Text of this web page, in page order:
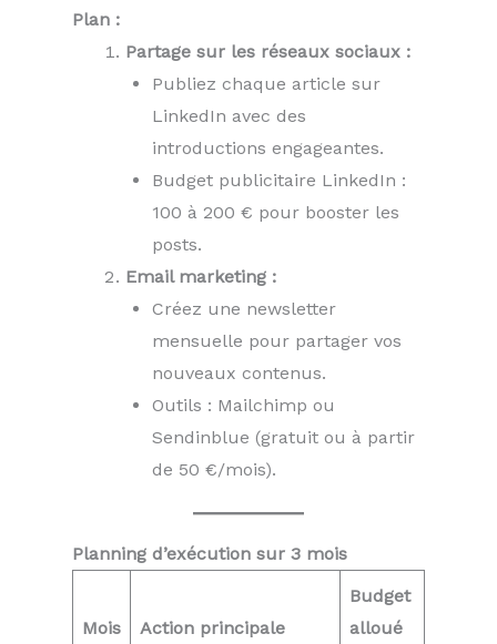
Plan :
Partage sur les réseaux sociaux :
Publiez chaque article sur
LinkedIn avec des
introductions engageantes.
Budget publicitaire LinkedIn :
100 à 200 € pour booster les
posts.
Email marketing :
Créez une newsletter
mensuelle pour partager vos
nouveaux contenus.
Outils : Mailchimp ou
Sendinblue (gratuit ou à partir
de 50 €/mois).
Planning d’exécution sur 3 mois
Mois Action principale
Budget
alloué